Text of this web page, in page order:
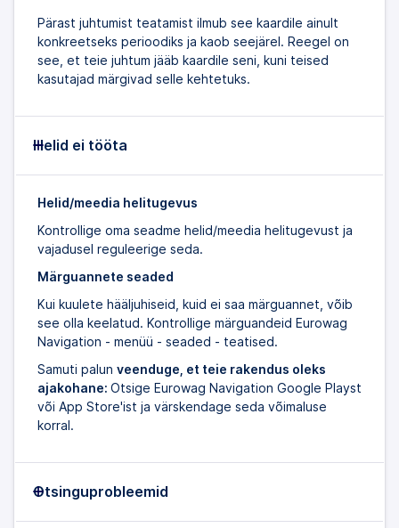
Pärast juhtumist teatamist ilmub see kaardile ainult
konkreetseks perioodiks ja kaob seejärel. Reegel on
see, et teie juhtum jääb kaardile seni, kuni teised
kasutajad märgivad selle kehtetuks.
Helid ei tööta
Helid/meedia helitugevus
Kontrollige oma seadme helid/meedia helitugevust ja
vajadusel reguleerige seda.
Märguannete seaded
Kui kuulete hääljuhiseid, kuid ei saa märguannet, võib
see olla keelatud. Kontrollige märguandeid Eurowag
Navigation - menüü - seaded - teatised.
Samuti palun veenduge, et teie rakendus oleks
ajakohane: Otsige Eurowag Navigation Google Playst
või App Store'ist ja värskendage seda võimaluse
korral.
Otsinguprobleemid